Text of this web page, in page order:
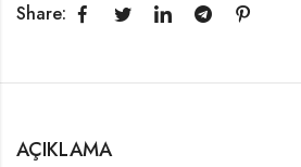
Share:
AÇIKLAMA